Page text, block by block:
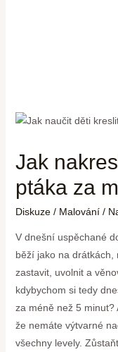
Jak
ptáka za
Diskuze / Malování/
V dnešní uspěchané
běží jako na drátkách,
zastavit, uvolnit a
kdybychom si tedy
za méně než 5 minut?
že nemáte výtvarné
všechny levely.